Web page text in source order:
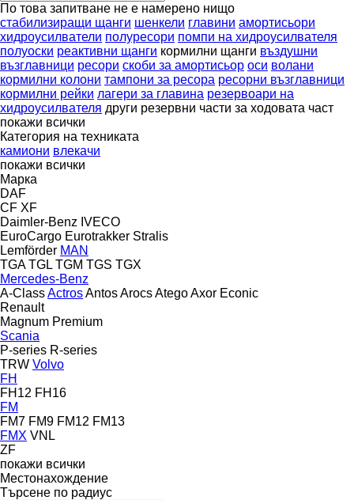
По това запитване не е намерено нищо
стабилизиращи щанги шенкели главини амортисьори
хидроусилватели полуресори помпи на хидроусилвателя
полуоски реактивни щанги кормилни щанги въздушни
възглавници ресори скоби за амортисьор оси волани
кормилни колони тампони за ресора ресорни възглавници
кормилни рейки лагери за главина резервоари на
хидроусилвателя други резервни части за ходовата част
покажи всички
Категория на техниката
камиони влекачи
покажи всички
Марка
DAF
CF XF
Daimler-Benz IVECO
EuroCargo Eurotrakker Stralis
Lemförder MAN
TGA TGL TGM TGS TGX
Mercedes-Benz
A-ClassActrosAntosArocsAtegoAxor Econic
Renault
Magnum Premium
Scania
P-series R-series
TRW Volvo
FH
FH12 FH16
FM
FM7 FM9 FM12 FM13
FMX VNL
ZF
покажи всички
Местонахождение
Търсене по радиус